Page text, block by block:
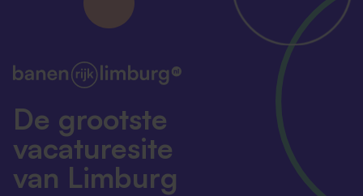
De grootste
vacaturesite
van Limburg